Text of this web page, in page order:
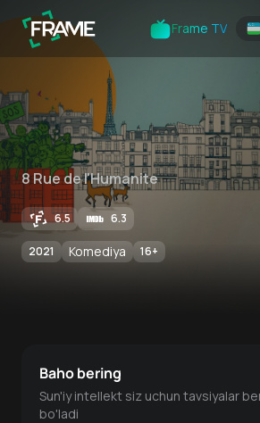
Frame TV
8 Rue de l'Humanite
6.5 6.3
2021 Komediya 16+
Baho bering
Sun'iy intellekt siz uchun tavsiyalar
bo'ladi